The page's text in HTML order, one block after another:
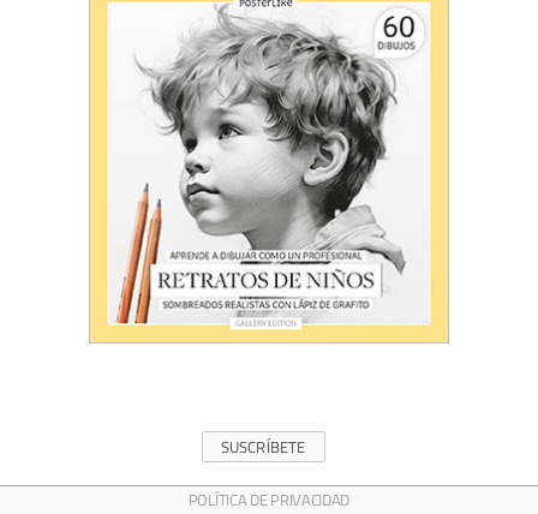
SUSCRÍBETE
POLÍTICA DE PRIVACIDAD